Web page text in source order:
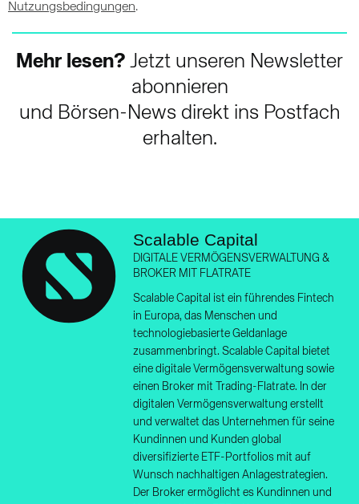
Nutzungsbedingungen.
Mehr lesen? Jetzt unseren Newsletter
abonnieren
und Börsen-News direkt ins Postfach
erhalten.
Scalable Capital
DIGITALE VERMÖGENSVERWALTUNG &
BROKER MIT FLATRATE
Scalable Capital ist ein führendes Fintech
in Europa, das Menschen und
technologiebasierte Geldanlage
zusammenbringt. Scalable Capital bietet
eine digitale Vermögensverwaltung sowie
einen Broker mit Trading-Flatrate. In der
digitalen Vermögensverwaltung erstellt
und verwaltet das Unternehmen für seine
Kundinnen und Kunden global
diversifizierte ETF-Portfolios mit auf
Wunsch nachhaltigen Anlagestrategien.
Der Broker ermöglicht es Kundinnen und